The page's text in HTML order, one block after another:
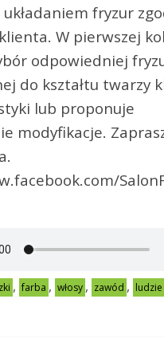
fryzur
W pierwszej
odpowiedniej
do kształtu twarzy
lub proponuje
modyfikacje.
, farba , włosy , zawód , ludzie